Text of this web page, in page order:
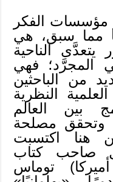
مؤسسات الفكر
مما سبق، هي
يتعدَّى الناحية
المجرَّد؛ فهي
من الباحثين
النظرية
بين العالم
وتحقق مصلحة
هنا اكتسبت
صاحب كتاب
توماس